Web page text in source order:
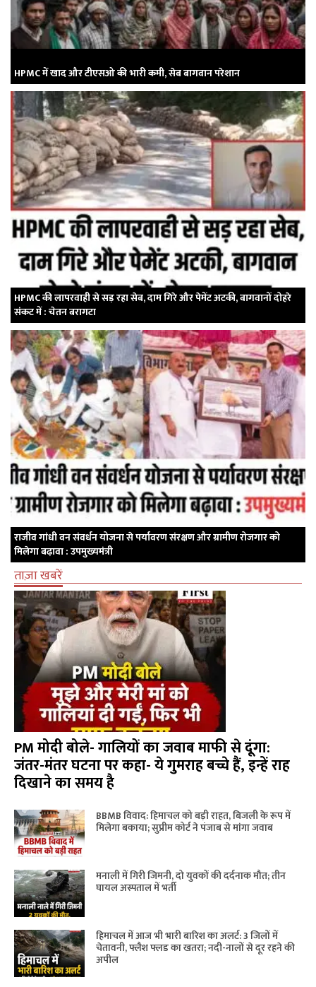
HPMC में खाद और टीएसओ की भारी कमी, सेब बागवान परेशान
HPMC की लापरवाही से सड़ रहा सेब, दाम गिरे और पेमेंट अटकी, बागवानों दोहरे
संकट में : चेतन बरागटा
राजीव गांधी वन संवर्धन योजना से पर्यावरण संरक्षण और ग्रामीण रोजगार को
मिलेगा बढ़ावा : उपमुख्यमंत्री
ताज़ा खबरें
PM मोदी बोले- गालियों का जवाब माफी से दूंगा:
जंतर-मंतर घटना पर कहा- ये गुमराह बच्चे हैं, इन्हें राह
दिखाने का समय है
BBMB विवाद: हिमाचल को बड़ी राहत, बिजली के रूप में
मिलेगा बकाया; सुप्रीम कोर्ट ने पंजाब से मांगा जवाब
मनाली में गिरी जिमनी, दो युवकों की दर्दनाक मौत; तीन
घायल अस्पताल में भर्ती
हिमाचल में आज भी भारी बारिश का अलर्ट: 3 जिलों में
चेतावनी, फ्लैश फ्लड का खतरा; नदी-नालों से दूर रहने की
अपील